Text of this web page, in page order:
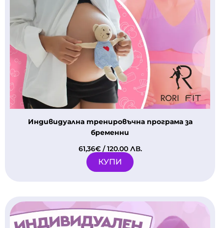
Индивидуална тренировъчна програма за
бременни
61,36€ / 120.00 ЛВ.
КУПИ